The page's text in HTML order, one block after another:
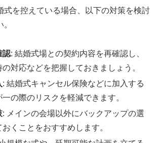
式を控えている場合、以下の対策を検討
認: 結婚式場との契約内容を再確認し、
対応などを把握しておきましょう。
: 結婚式キャンセル保険などに加入する
の際のリスクを軽減できます。
: メインの会場以外にバックアップの選
くことをおすすめします。